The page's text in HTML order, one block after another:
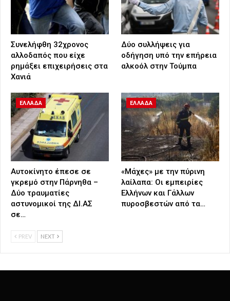
Συνελήφθη 32χρονος
αλλοδαπός που είχε
ρημάξει επιχειρήσεις στα
Χανιά
Δύο συλλήψεις για
οδήγηση υπό την επήρεια
αλκοόλ στην Τούμπα
ΕΛΛΑΔΑ
Αυτοκίνητο έπεσε σε
γκρεμό στην Πάρνηθα –
Δύο τραυματίες
αστυνομικοί της ΔΙ.ΑΣ
σε…
ΕΛΛΑΔΑ
«Μάχες» με την πύρινη
λαίλαπα: Οι εμπειρίες
Ελλήνων και Γάλλων
πυροσβεστών από τα…
PREV NEXT